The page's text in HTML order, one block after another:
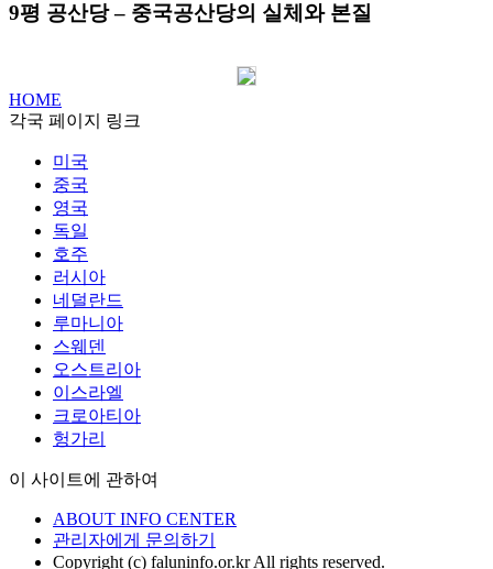
9평 공산당 – 중국공산당의 실체와 본질
HOME
각국 페이지 링크
미국
중국
영국
독일
호주
러시아
네덜란드
루마니아
스웨덴
오스트리아
이스라엘
크로아티아
헝가리
이 사이트에 관하여
ABOUT INFO CENTER
관리자에게 문의하기
Copyright (c) faluninfo.or.kr All rights reserved.